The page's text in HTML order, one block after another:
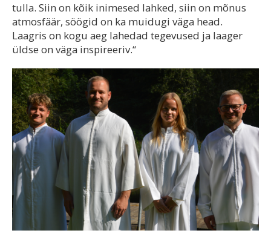
tulla. Siin on kõik inimesed lahked, siin on mõnus
atmosfäär, söögid on ka muidugi väga head.
Laagris on kogu aeg lahedad tegevused ja laager
üldse on väga inspireeriv.“